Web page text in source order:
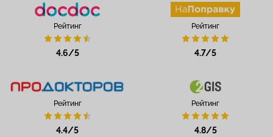
Рейтинг
4.6/5
Рейтинг
4.7/5
Рейтинг
4.4/5
Рейтинг
4.8/5